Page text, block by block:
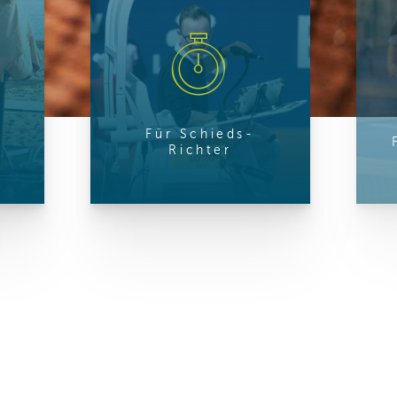
Daten
Für Schieds-
Richter